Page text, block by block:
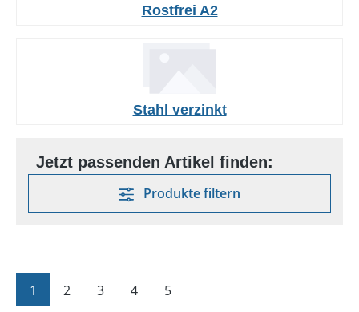
Rostfrei A2
Stahl verzinkt
Produkte filtern
Seite
1 Seite
2 Seite
3 Seite
4 Seite
5